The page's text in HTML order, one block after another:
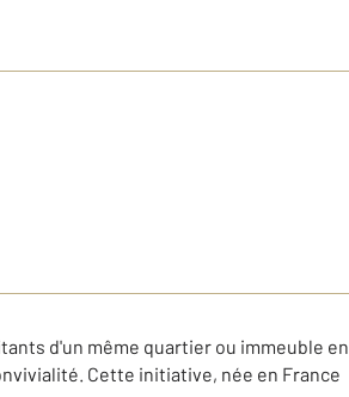
d'un même quartier ou immeuble en
Cette initiative, née en France